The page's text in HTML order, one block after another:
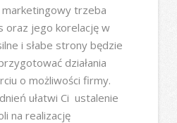
trzeba
oraz jego korelację w
i słabe strony będzie
działania
o możliwości firmy.
ułatwi Ci ustalenie
na realizację